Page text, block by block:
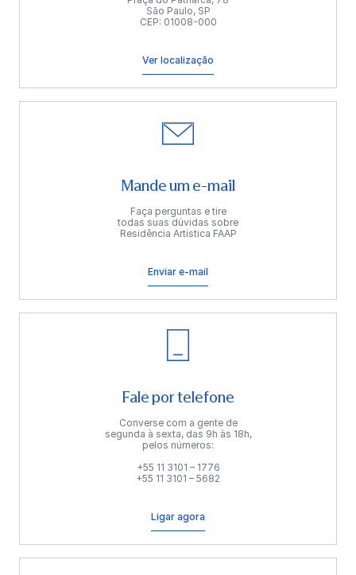
São Paulo, SP
CEP: 01008-000
Ver localização
Mande um e-mail
Faça perguntas e tire
todas suas dúvidas sobre
Residência Artística FAAP
Enviar e-mail
Fale por telefone
Converse com a gente de
segunda à sexta, das 9h às 18h,
pelos números:
+55 11 3101 – 1776
+55 11 3101 – 5682
Ligar agora